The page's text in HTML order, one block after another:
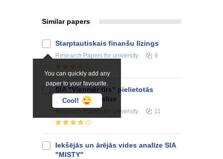
Similar papers
You can quickly add any
paper to your favourite.
Cool!
Starptautiskais finanšu līzings
Research Papers for university 9
SIA "Vienmēr tīrs" pielietotās
stratēģijas analīze
for university 11
Iekšējās un ārējās vides analīze SIA
"MISTY"